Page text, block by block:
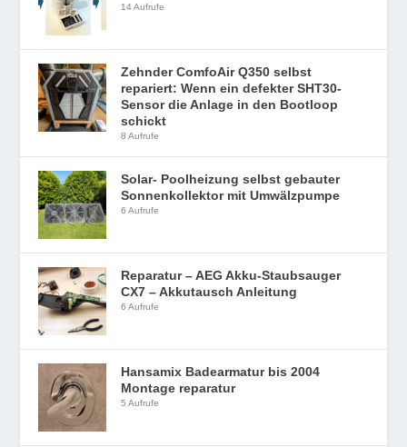
14 Aufrufe
Zehnder ComfoAir Q350 selbst
repariert: Wenn ein defekter SHT30-
Sensor die Anlage in den Bootloop
schickt
8 Aufrufe
Solar- Poolheizung selbst gebauter
Sonnenkollektor mit Umwälzpumpe
6 Aufrufe
Reparatur – AEG Akku-Staubsauger
CX7 – Akkutausch Anleitung
6 Aufrufe
Hansamix Badearmatur bis 2004
Montage reparatur
5 Aufrufe